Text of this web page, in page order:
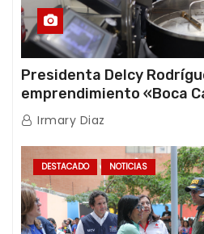
Presidenta Delcy
emprendimiento «Boca
producción nacional
internacionales
Irmary Diaz
DESTACADO NOTICIAS